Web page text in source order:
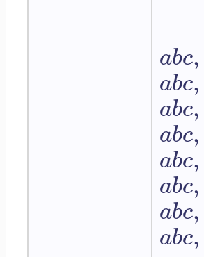
abc,
abc,
abc,
abc,
abc,
abc,
abc,
abc,